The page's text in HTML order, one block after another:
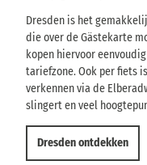
Dresden is het
die over de Gästekarte
kopen hiervoor
tariefzone. Ook per fiets
verkennen via de
slingert en veel
Dresden ontdekken